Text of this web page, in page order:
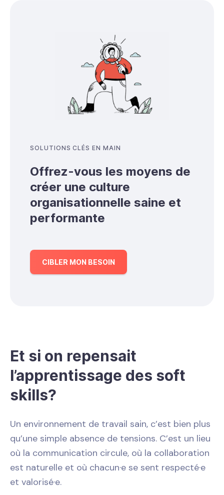
SOLUTIONS CLÉS EN MAIN
Offrez-vous les moyens de
créer une culture
organisationnelle saine et
performante
CIBLER MON BESOIN
Et si on repensait
l’apprentissage des soft
skills?
Un environnement de travail sain, c’est bien plus
qu’une simple absence de tensions. C’est un lieu
où la communication circule, où la collaboration
est naturelle et où chacun·e se sent respecté·e
et valorisé·e.